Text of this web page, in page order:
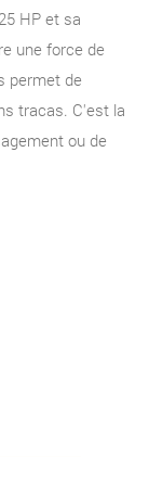
HP et sa
une force de
permet de
tracas. C'est la
ou de